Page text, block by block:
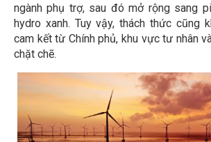
ngành phụ trợ, sau đó mở rộng sang
hydro xanh. Tuy vậy, thách thức cũng
cam kết từ Chính phủ, khu vực tư nhân
chặt chẽ.